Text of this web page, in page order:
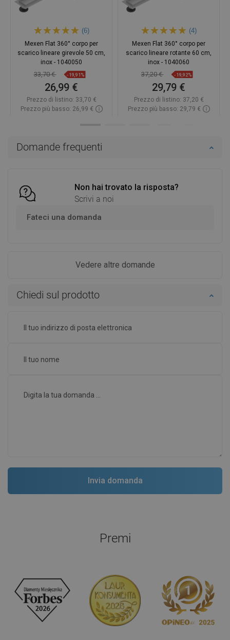
Domande frequenti
Non hai trovato la risposta?
Scrivi a noi
Fateci una domanda
Vedere altre domande
Chiedi sul prodotto
(6)
Mexen Flat 360° corpo per
scarico lineare girevole 50 cm,
inox - 1040050
33,70 € -19,91%
26,99 €
Prezzo di listino: 33,70 €
Prezzo più basso: 26,99 €
(4)
Mexen Flat 360° corpo per
scarico lineare rotante 60 cm,
inox - 1040060
37,20 € -19,92%
29,79 €
Prezzo di listino: 37,20 €
Prezzo più basso: 29,79 €
Premi